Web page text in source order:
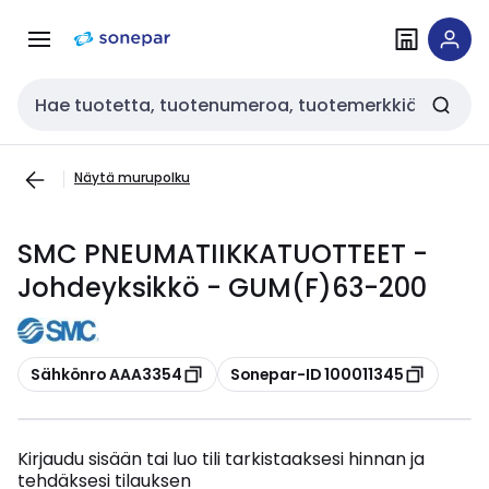
navigointiinsisältöön
Haku
Näytä murupolku
SMC PNEUMATIIKKATUOTTEET -
Johdeyksikkö - GUM(F)63-200
Kopioi
Sähkönro AAA3354 Kopioi
Sonepar-ID 100011345
Kirjaudu sisään tai luo tili tarkistaaksesi hinnan ja
tehdäksesi tilauksen